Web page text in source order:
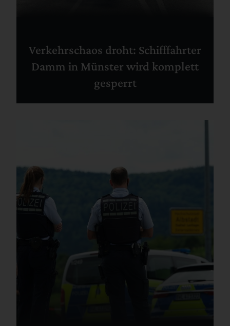
Verkehrschaos droht: Schifffahrter
Damm in Münster wird komplett
gesperrt